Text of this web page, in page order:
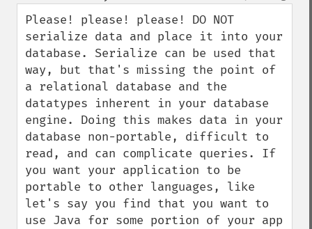
down
Please! please! please! DO NOT
serialize data and place it into your
database. Serialize can be used that
way, but that's missing the point of
a relational database and the
datatypes inherent in your database
engine. Doing this makes data in your
database non-portable, difficult to
read, and can complicate queries. If
you want your application to be
portable to other languages, like
let's say you find that you want to
use Java for some portion of your app